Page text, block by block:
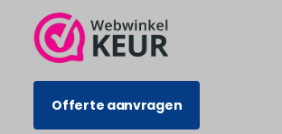
Offerte aanvragen